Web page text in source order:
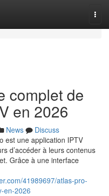
complet de
en 2026
News
Discuss
est une application IPTV
d’accéder à leurs contenus
Grâce à une interface
41989697/atlas-pro-
en-2026